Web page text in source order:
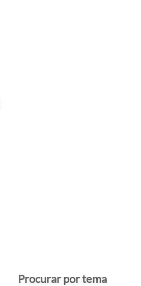
Procurar por tema